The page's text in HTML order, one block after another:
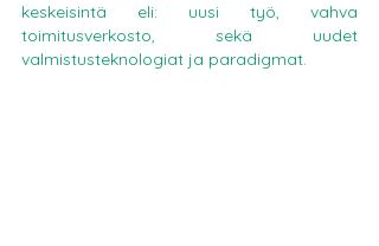
keskeisintä eli: uusi työ, vahva
toimitusverkosto, sekä uudet
valmistusteknologiat ja paradigmat.